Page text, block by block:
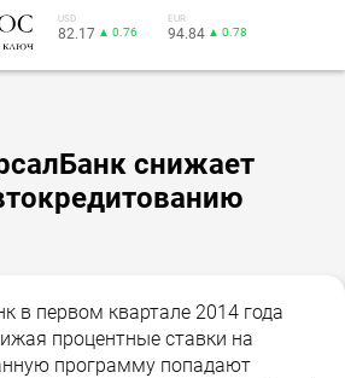
USD
82.17 ▲ 0.76
EUR
94.84 ▲ 0.78
снижает
в первом квартале 2014 года
процентные ставки на
программу попадают